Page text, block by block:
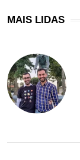
MAIS LIDAS